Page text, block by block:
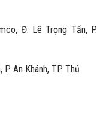
Đ. Lê Trọng Tấn, P.
An Khánh, TP Thủ